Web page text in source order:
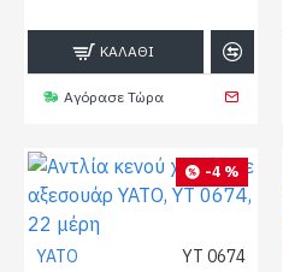
ΚΑΛΆΘΙ
Αγόρασε Τώρα
-4 %
YATO YT 0674